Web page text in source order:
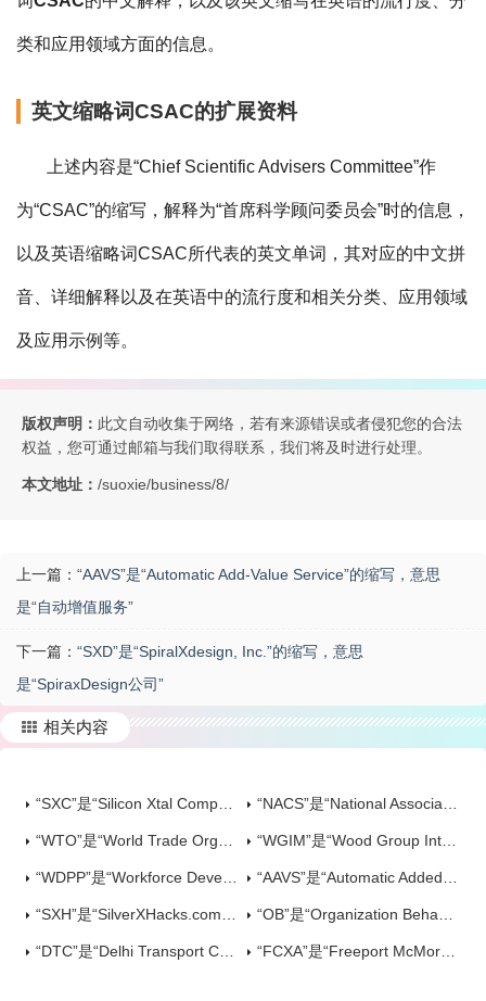
类和应用领域方面的信息。
英文缩略词CSAC的扩展资料
上述内容是“Chief Scientific Advisers Committee”作
为“CSAC”的缩写，解释为“首席科学顾问委员会”时的信息，
以及英语缩略词CSAC所代表的英文单词，其对应的中文拼
音、详细解释以及在英语中的流行度和相关分类、应用领域
及应用示例等。
版权声明： 此文自动收集于网络，若有来源错误或者侵犯您的合法
权益，您可通过邮箱与我们取得联系，我们将及时进行处理。
本文地址： /suoxie/business/8/
上一篇： “AAVS”是“Automatic Add-Value Service”的缩写，意思
是“自动增值服务”
下一篇： “SXD”是“SpiralXdesign, Inc.”的缩写，意思
是“SpiraxDesign公司”
相关内容
“SXC”是“Silicon Xtal Company”的缩写，意思是“Silicon Xtal公司” “NACS”是“National Association Credit Services”的缩写，意思是“全国信用服务协会”
“WTO”是“World Trade Organization”的缩写，意思是“世界贸易组织” “WGIM”是“Wood Group Integrity Management”的缩写，意思是“木业集团诚信管理”
“WDPP”是“Workforce Development Partnerships Program”的缩写，意思是“劳动力发展合作计划” “AAVS”是“Automatic Added Value Service”的缩写，意思是“自动增值服务”
“SXH”是“SilverXHacks.com”的缩写，意思是“silverxhacks.com网站” “OB”是“Organization Behavior”的缩写，意思是“组织行为学”
“DTC”是“Delhi Transport Corporation”的缩写，意思是“德里运输公司” “FCXA”是“Freeport McMoran Copper & Gold”的缩写，意思是“自由港麦克莫兰铜金”